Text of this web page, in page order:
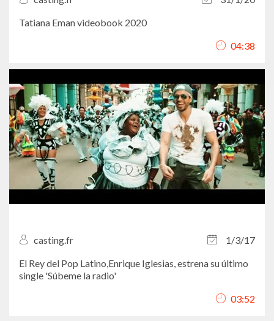
Tatiana Eman videobook 2020
04:38
casting.fr
1/3/17
El Rey del Pop Latino,Enrique Iglesias, estrena su último
single 'Súbeme la radio'
03:52